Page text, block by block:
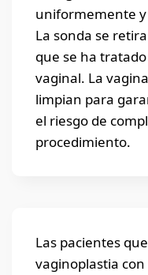
uniformemente y
La sonda se
que se ha
vaginal. La
limpian para
el riesgo de
procedimiento.
Las pacientes
vaginoplastia